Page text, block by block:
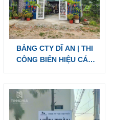
BẢNG CTY DĨ AN | THI
CÔNG BIỂN HIỆU CÁC